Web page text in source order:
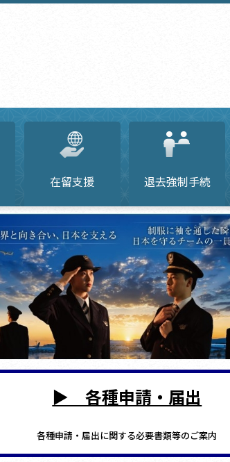
在留支援 退去強制手続
▶ 各種申請・届出
各種申請・届出に関する必要書類等のご案内